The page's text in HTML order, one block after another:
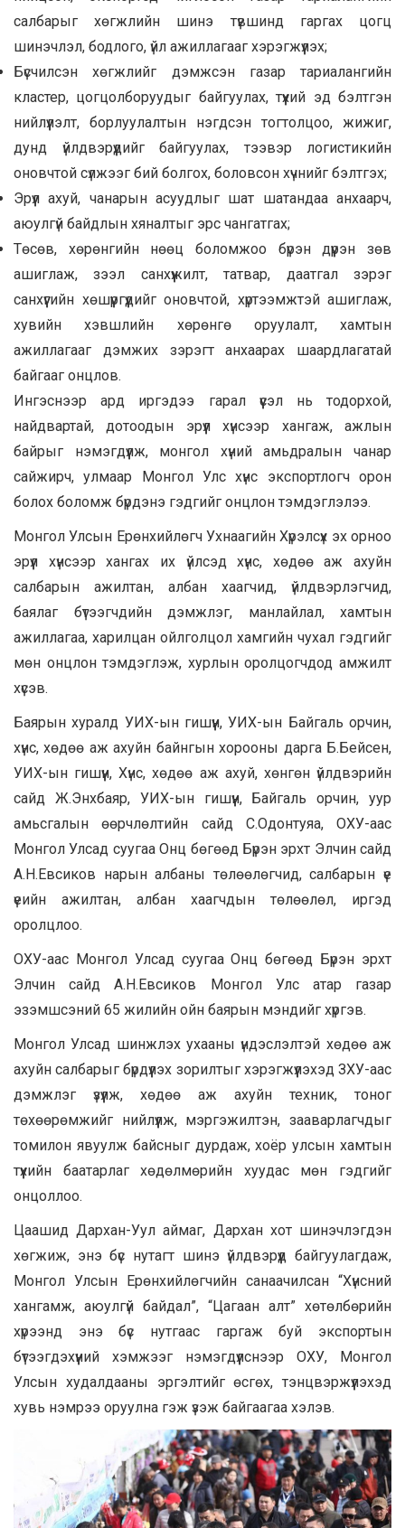
салбарыг хөгжлийн шинэ түвшинд гаргах цогц
шинэчлэл, бодлого, үйл ажиллагааг хэрэгжүүлэх;
Бүсчилсэн хөгжлийг дэмжсэн газар тариалангийн
кластер, цогцолборуудыг байгуулах, түүхий эд бэлтгэн
нийлүүлэлт, борлуулалтын нэгдсэн тогтолцоо, жижиг,
дунд үйлдвэрүүдийг байгуулах, тээвэр логистикийн
оновчтой сүлжээг бий болгох, боловсон хүчнийг бэлтгэх;
Эрүүл ахуй, чанарын асуудлыг шат шатандаа анхаарч,
аюулгүй байдлын хяналтыг эрс чангатгах;
Төсөв, хөрөнгийн нөөц боломжоо бүрэн дүүрэн зөв
ашиглаж, зээл санхүүжилт, татвар, даатгал зэрэг
санхүүгийн хөшүүргүүдийг оновчтой, хүртээмжтэй ашиглаж,
хувийн хэвшлийн хөрөнгө оруулалт, хамтын
ажиллагааг дэмжих зэрэгт анхаарах шаардлагатай
байгааг онцлов.
Ингэснээр ард иргэдээ гарал үүсэл нь тодорхой,
найдвартай, дотоодын эрүүл хүнсээр хангаж, ажлын
байрыг нэмэгдүүлж, монгол хүний амьдралын чанар
сайжирч, улмаар Монгол Улс хүнс экспортлогч орон
болох боломж бүрдэнэ гэдгийг онцлон тэмдэглэлээ.
Монгол Улсын Ерөнхийлөгч Ухнаагийн Хүрэлсүх эх орноо
эрүүл хүнсээр хангах их үйлсэд хүнс, хөдөө аж ахуйн
салбарын ажилтан, албан хаагчид, үйлдвэрлэгчид,
баялаг бүтээгчдийн дэмжлэг, манлайлал, хамтын
ажиллагаа, харилцан ойлголцол хамгийн чухал гэдгийг
мөн онцлон тэмдэглэж, хурлын оролцогчдод амжилт
хүсэв.
Баярын хуралд УИХ-ын гишүүн, УИХ-ын Байгаль орчин,
хүнс, хөдөө аж ахуйн байнгын хорооны дарга Б.Бейсен,
УИХ-ын гишүүн, Хүнс, хөдөө аж ахуй, хөнгөн үйлдвэрийн
сайд Ж.Энхбаяр, УИХ-ын гишүүн, Байгаль орчин, уур
амьсгалын өөрчлөлтийн сайд С.Одонтуяа, ОХУ-аас
Монгол Улсад суугаа Онц бөгөөд Бүрэн эрхт Элчин сайд
А.Н.Евсиков нарын албаны төлөөлөгчид, салбарын үе
үеийн ажилтан, албан хаагчдын төлөөлөл, иргэд
оролцлоо.
ОХУ-аас Монгол Улсад суугаа Онц бөгөөд Бүрэн эрхт
Элчин сайд А.Н.Евсиков Монгол Улс атар газар
эзэмшсэний 65 жилийн ойн баярын мэндийг хүргэв.
Монгол Улсад шинжлэх ухааны үндэслэлтэй хөдөө аж
ахуйн салбарыг бүрдүүлэх зорилтыг хэрэгжүүлэхэд ЗХУ-аас
дэмжлэг үзүүлж, хөдөө аж ахуйн техник, тоног
төхөөрөмжийг нийлүүлж, мэргэжилтэн, зааварлагчдыг
томилон явуулж байсныг дурдаж, хоёр улсын хамтын
түүхийн баатарлаг хөдөлмөрийн хуудас мөн гэдгийг
онцоллоо.
Цаашид Дархан-Уул аймаг, Дархан хот шинэчлэгдэн
хөгжиж, энэ бүс нутагт шинэ үйлдвэрүүд байгуулагдаж,
Монгол Улсын Ерөнхийлөгчийн санаачилсан “Хүнсний
хангамж, аюулгүй байдал”, “Цагаан алт” хөтөлбөрийн
хүрээнд энэ бүс нутгаас гаргаж буй экспортын
бүтээгдэхүүний хэмжээг нэмэгдүүлснээр ОХУ, Монгол
Улсын худалдааны эргэлтийг өсгөх, тэнцвэржүүлэхэд
хувь нэмрээ оруулна гэж үзэж байгаагаа хэлэв.